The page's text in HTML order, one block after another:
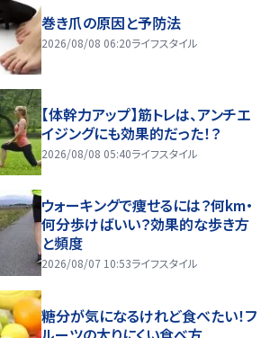
巻き爪の原因と予防法
2026/08/08 06:20ライフスタイル
【体幹力アップ】筋トレは、アンチエ
イジングにも効果的だった！？
2026/08/08 05:40ライフスタイル
ウォーキングで痩せるには？何km・
何分歩けばいい？効果的な歩き方
と頻度
2026/08/07 10:53ライフスタイル
糖分が気になるけれど食べたい！フ